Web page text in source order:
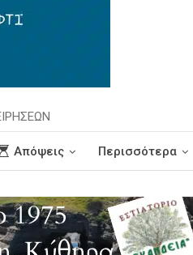
Απόψεις Περισσότερα